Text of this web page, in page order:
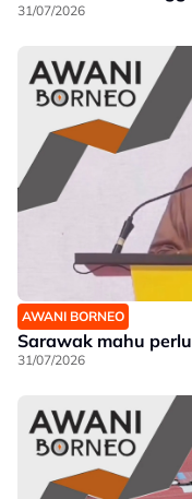
31/07/2026
AWANI BORNEO
Sarawak mahu
31/07/2026